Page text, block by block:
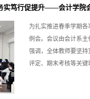
实笃行促提升——会计学院
为扎实推进春季学期
例会。会议由会计系
强调，全体教师要坚
评定、期末考核等关键